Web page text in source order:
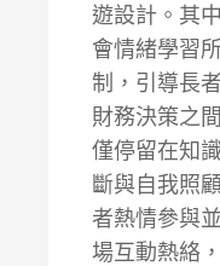
遊設計。其
會情緒學習
制，引導長
財務決策之
僅停留在知
斷與自我照
者熱情參與
場互動熱絡